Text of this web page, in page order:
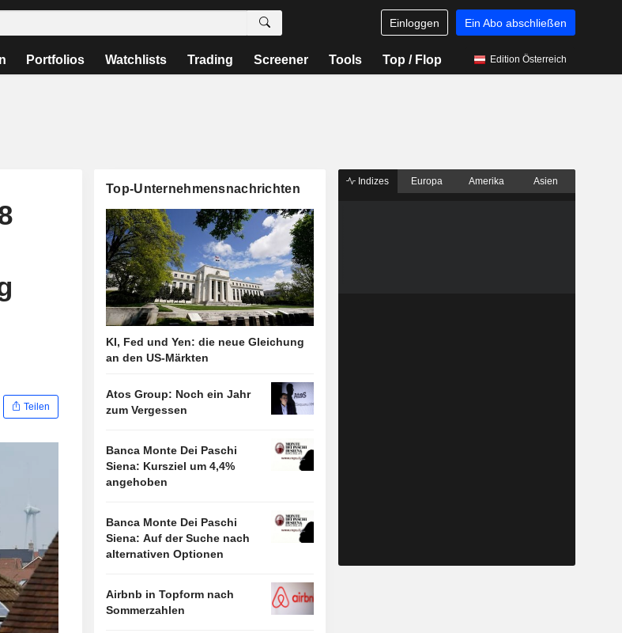
Einloggen Ein Abo abschließen
Portfolios Watchlists Trading Screener Tools Top / Flop Edition Österreich
Teilen
Top-Unternehmensnachrichten
KI, Fed und Yen: die neue Gleichung
an den US-Märkten
Atos Group: Noch ein Jahr
zum Vergessen
Banca Monte Dei Paschi
Siena: Kursziel um 4,4%
angehoben
Banca Monte Dei Paschi
Siena: Auf der Suche nach
alternativen Optionen
Airbnb in Topform nach
Sommerzahlen
Indizes Europa Amerika Asien